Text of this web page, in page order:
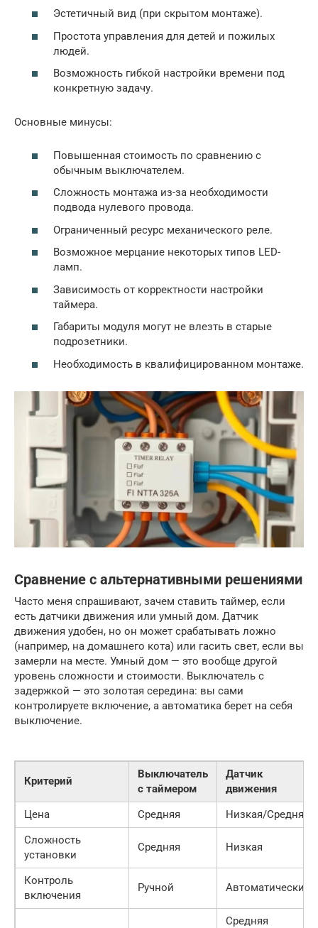
Эстетичный вид (при скрытом монтаже).
Простота управления для детей и пожилых
людей.
Возможность гибкой настройки времени под
конкретную задачу.
Основные минусы:
Повышенная стоимость по сравнению с
обычным выключателем.
Сложность монтажа из-за необходимости
подвода нулевого провода.
Ограниченный ресурс механического реле.
Возможное мерцание некоторых типов LED-
ламп.
Зависимость от корректности настройки
таймера.
Габариты модуля могут не влезть в старые
подрозетники.
Необходимость в квалифицированном монтаже.
Сравнение с альтернативными решениями
Часто меня спрашивают, зачем ставить таймер, если
есть датчики движения или умный дом. Датчик
движения удобен, но он может срабатывать ложно
(например, на домашнего кота) или гасить свет, если вы
замерли на месте. Умный дом — это вообще другой
уровень сложности и стоимости. Выключатель с
задержкой — это золотая середина: вы сами
контролируете включение, а автоматика берет на себя
выключение.
Критерий
Выключатель
с таймером
Датчик
движения
Цена
Средняя
Низкая/Средняя
Сложность
установки
Средняя Низкая
Контроль
включения
Ручной Автоматический
Средняя